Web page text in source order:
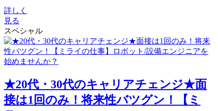
詳しく
見る
スペシャル
★20代・30代のキャリアチェンジ★面
接は1回のみ！将来性バツグン！【ミ